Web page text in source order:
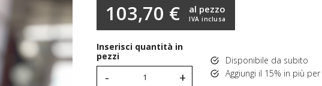
103,70 € IVA inclusa
al pezzo
Inserisci quantità in
pezzi
- +
Disponibile da subito
Aggiungi il 15% in più